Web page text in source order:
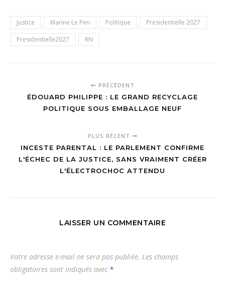
Justice Marine Le Pen Politique
Presidentielle 2027
Presidentielle2027
RN
PRÉCÉDENT
ÉDOUARD PHILIPPE : LE GRAND RECYCLAGE
POLITIQUE SOUS EMBALLAGE NEUF
PLUS RÉCENT
INCESTE PARENTAL : LE PARLEMENT CONFIRME
L'ÉCHEC DE LA JUSTICE, SANS VRAIMENT CRÉER
L'ÉLECTROCHOC ATTENDU
LAISSER UN COMMENTAIRE
Votre adresse e-mail ne sera pas publiée. Les champs
obligatoires sont indiqués avec *